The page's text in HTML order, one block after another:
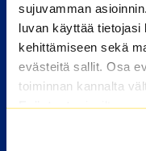
sujuvamman
luvan käyttää tietojasi
kehittämiseen sekä
evästeitä sallit. Osa
toiminnan kannalta
Evästeet-
Hakijan usein
ASUKKAALLE
OmaM2Avautuu
Asukkaan usein